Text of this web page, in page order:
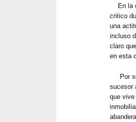
En la
critico
una
incluso
claro
en esta
Por
sucesor
que vive